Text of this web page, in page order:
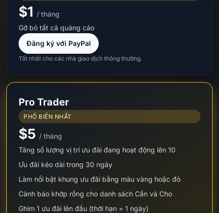
$1 / tháng
Gỡ bỏ tất cả quảng cáo
Đăng ký với PayPal
Tốt nhất cho các nhà giao dịch thông thường.
Pro Trader
PHỔ BIẾN NHẤT
$5 / tháng
Tăng số lượng vị trí ưu đãi đang hoạt động lên 10
Ưu đãi kéo dài trong 30 ngày
Làm nổi bật khung ưu đãi bằng màu vàng hoặc đỏ
Cảnh báo khớp rồng cho danh sách Cần và Cho
Ghim 1 ưu đãi lên đầu (thời hạn = 1 ngày)